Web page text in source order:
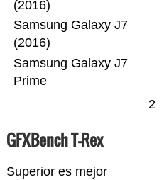
Samsung Galaxy J7
Prime
Samsung Galaxy J7
(2016)
(2016)
2
GFXBench T-Rex
Superior es mejor